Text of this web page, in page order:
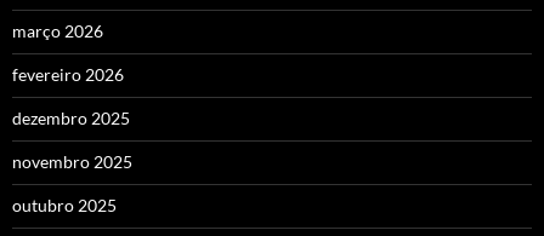
março 2026
fevereiro 2026
dezembro 2025
novembro 2025
outubro 2025